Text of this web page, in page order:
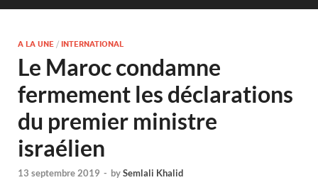
A LA UNE / INTERNATIONAL
Le Maroc condamne
fermement les déclarations
du premier ministre
israélien
13 septembre 2019 - bySemlali Khalid